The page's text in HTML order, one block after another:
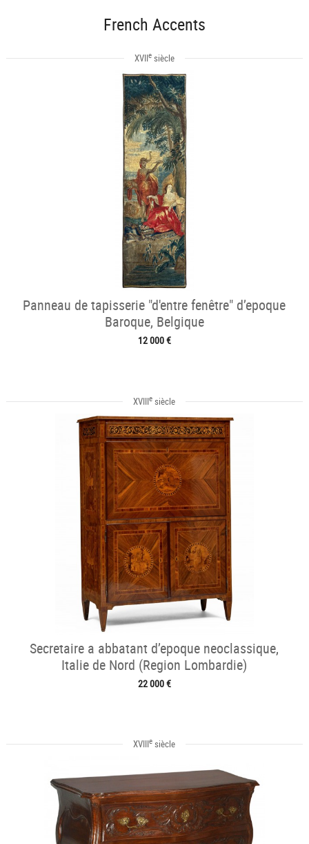
French Accents
XVIIesiècle
Panneau de tapisserie "d'entre fenêtre" d’epoque
Baroque, Belgique
12 000 €
XVIIIe siècle
Secretaire a abbatant d’epoque neoclassique,
Italie de Nord (Region Lombardie)
22 000 €
XVIIIe siècle